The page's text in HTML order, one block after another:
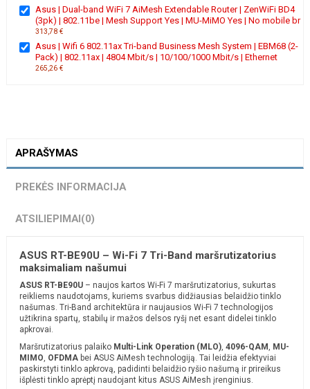
Asus | Dual-band WiFi 7 AiMesh Extendable Router | ZenWiFi BD4
(3pk) | 802.11be | Mesh Support Yes | MU-MiMO Yes | No mobile br
313,78 €
Asus | Wifi 6 802.11ax Tri-band Business Mesh System | EBM68 (2-
Pack) | 802.11ax | 4804 Mbit/s | 10/100/1000 Mbit/s | Ethernet
265,26 €
APRAŠYMAS
PREKĖS INFORMACIJA
ATSILIEPIMAI(0)
ASUS RT-BE90U – Wi-Fi 7 Tri-Band maršrutizatorius
maksimaliam našumui
ASUS RT-BE90U – naujos kartos Wi-Fi 7 maršrutizatorius, sukurtas
reikliems naudotojams, kuriems svarbus didžiausias belaidžio tinklo
našumas. Tri-Band architektūra ir naujausios Wi-Fi 7 technologijos
užtikrina spartų, stabilų ir mažos delsos ryšį net esant didelei tinklo
apkrovai.
Maršrutizatorius palaiko Multi-Link Operation (MLO), 4096-QAM , MU-
MIMO, OFDMA bei ASUS AiMesh technologiją. Tai leidžia efektyviai
paskirstyti tinklo apkrovą, padidinti belaidžio ryšio našumą ir prireikus
išplėsti tinklo aprėptį naudojant kitus ASUS AiMesh įrenginius.